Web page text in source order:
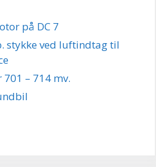
på DC 7
stykke ved luftindtag til
– 714 mv.